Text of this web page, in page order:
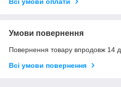
Умови повернення
Повернення товару впродовж 14
Всі умови повернення